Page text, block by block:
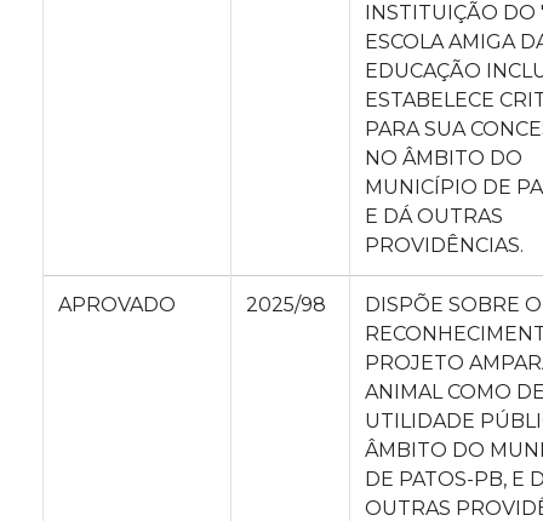
INSTITUIÇÃO DO
ESCOLA AMIGA
EDUCAÇÃO
ESTABELECE
PARA SUA
NO ÂMBITO DO
MUNICÍPIO DE
E DÁ OUTRAS
PROVIDÊNCIAS.
APROVADO 2025/98
DISPÕE SOBRE O
PROJETO
ANIMAL COMO
UTILIDADE
ÂMBITO DO
DE PATOS-PB, E
OUTRAS